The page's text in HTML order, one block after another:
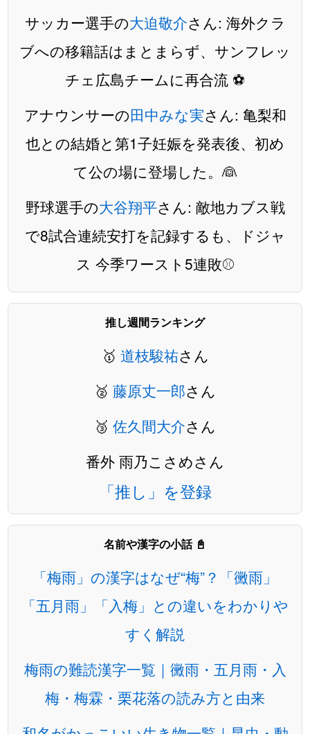
サッカー選手の大迫敬介さん: 海外クラ
ブへの移籍話はまとまらず、サンフレッ
チェ広島チームに再合流 ⚽️
アナウンサーの田中みな実さん: 亀梨和
也との結婚と第1子妊娠を発表後、初め
て公の場に登場した。👰
野球選手の大谷翔平さん: 敵地カブス戦
で8試合連続安打を記録するも、ドジャ
ス 今季ワースト5連敗⚾️
推し週間ランキング
🥇 道枝駿祐さん
🥈 藤原丈一郎さん
🥉 佐久間大介さん
番外 雨乃こさめさん
「推し」を登録
名前や漢字の小話 📓
「梅雨」の漢字はなぜ“梅”？「黴雨」
「五月雨」「入梅」との違いをわかりや
すく解説
梅雨の難読漢字一覧｜黴雨・五月雨・入
梅・梅霖・栗花落の読み方と由来